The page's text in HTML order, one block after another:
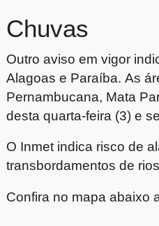
Chuvas
Outro aviso em vigor
Alagoas e Paraíba. As
Pernambucana, Mata
desta quarta-feira (3) e
O Inmet indica risco de
transbordamentos de
Confira no mapa abaixo